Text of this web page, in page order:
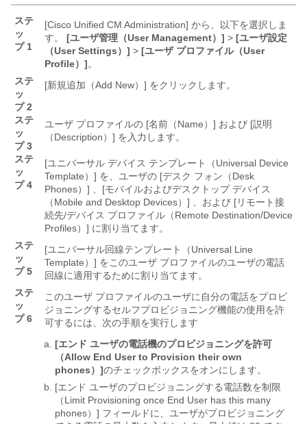
ステ
ッ
プ 1
[Cisco Unified CM Administration] から、以下を選択しま
す。
[ユーザ管理（User Management）] > [ユーザ設定
（User Settings）] > [ユーザ プロファイル（User
Profile）]。
ステ
ッ
プ 2
[新規追加（Add New）] をクリックします。
ステ
ッ
プ 3
ユーザ プロファイルの [名前（Name）] および [説明
（Description）] を入力します。
ステ
ッ
プ 4
[ユニバーサル デバイス テンプレート（Universal Device
Template）] を、ユーザの [デスク フォン（Desk
Phones）]
、[モバイルおよびデスクトップ デバイス
（Mobile and Desktop Devices）]
、および [リモート接
続先/デバイス プロファイル（Remote Destination/Device
Profiles）] に割り当てます。
ステ
ッ
プ 5
[ユニバーサル回線テンプレート（Universal Line
Template）] をこのユーザ プロファイルのユーザの電話
回線に適用するために割り当てます。
ステ
ッ
プ 6
このユーザ プロファイルのユーザに自分の電話をプロビ
ジョニングするセルフプロビジョニング機能の使用を許
可するには、次の手順を実行します
[エンド ユーザの電話機のプロビジョニングを許可
（Allow End User to Provision their own
phones）]のチェックボックスをオンにします。
[エンド ユーザのプロビジョニングする電話数を制限
（Limit Provisioning once End User has this many
phones）] フィールドに、ユーザがプロビジョニング